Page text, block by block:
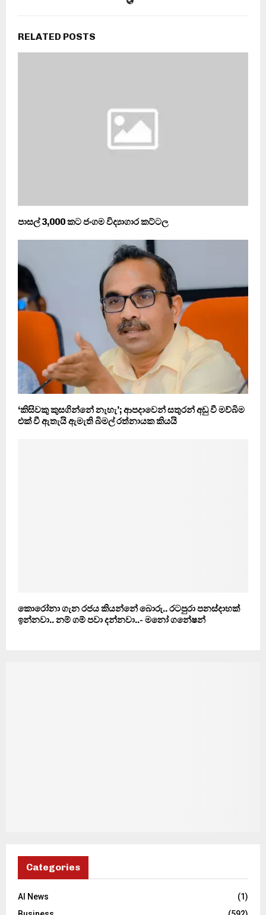
RELATED POSTS
පාසල් 3,000 කට ජංගම විද්‍යාගාර කට්ටල
‘කිසිවකු කුසගින්නේ නැහැ’; ආපදාවෙන් සතුරන් අඩු වී මව්බිම
එක් වී ඇතැයි ඇමැති බිමල් රත්නායක කියයි
කොරෝනා ගැන රජය කියන්නේ බොරු.. රටපුරා පනස්දාහක්
ඉන්නවා.. නම් ගම් පවා දන්නවා..- මනෝ ගනේෂන්
Categories
AI News
(1)